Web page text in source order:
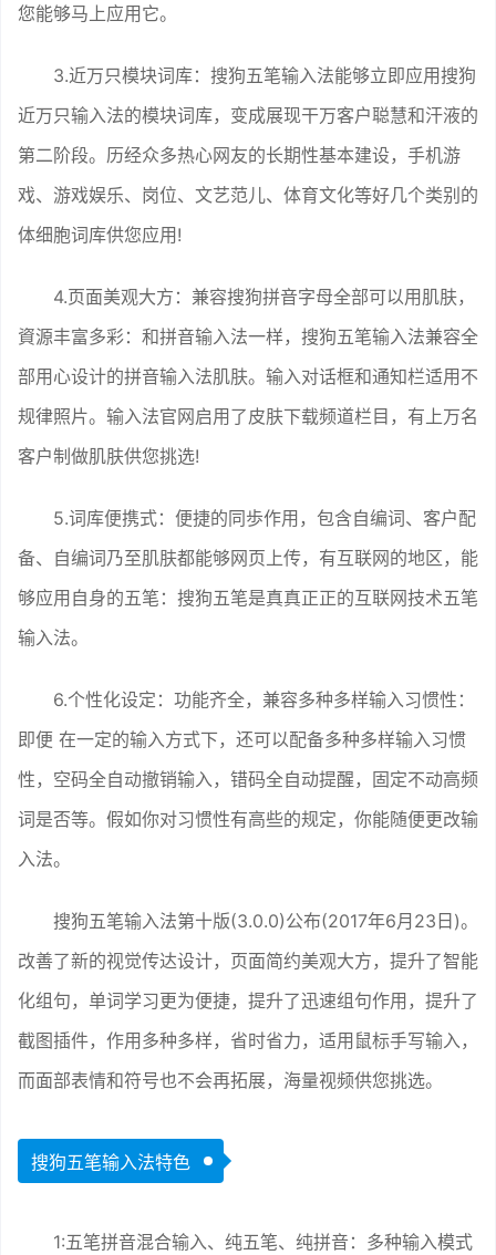
您能够马上应用它。
3.近万只模块词库：搜狗五笔输入法能够立即应用搜狗
近万只输入法的模块词库，变成展现干万客户聪慧和汗液的
第二阶段。历经众多热心网友的长期性基本建设，手机游
戏、游戏娱乐、岗位、文艺范儿、体育文化等好几个类别的
体细胞词库供您应用!
4.页面美观大方：兼容搜狗拼音字母全部可以用肌肤，
資源丰富多彩：和拼音输入法一样，搜狗五笔输入法兼容全
部用心设计的拼音输入法肌肤。输入对话框和通知栏适用不
规律照片。输入法官网启用了皮肤下载频道栏目，有上万名
客户制做肌肤供您挑选!
5.词库便携式：便捷的同歩作用，包含自编词、客户配
备、自编词乃至肌肤都能够网页上传，有互联网的地区，能
够应用自身的五笔：搜狗五笔是真真正正的互联网技术五笔
输入法。
6.个性化设定：功能齐全，兼容多种多样输入习惯性：
即便 在一定的输入方式下，还可以配备多种多样输入习惯
性，空码全自动撤销输入，错码全自动提醒，固定不动高频
词是否等。假如你对习惯性有高些的规定，你能随便更改输
入法。
搜狗五笔输入法第十版(3.0.0)公布(2017年6月23日)。
改善了新的视觉传达设计，页面简约美观大方，提升了智能
化组句，单词学习更为便捷，提升了迅速组句作用，提升了
截图插件，作用多种多样，省时省力，适用鼠标手写输入，
而面部表情和符号也不会再拓展，海量视频供您挑选。
搜狗五笔输入法特色
1:五笔拼音混合输入、纯五笔、纯拼音：多种输入模式